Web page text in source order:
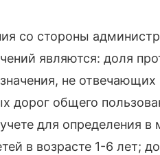
со стороны
являются: доля
не
общего
для определения
в возрасте 1-6 лет;